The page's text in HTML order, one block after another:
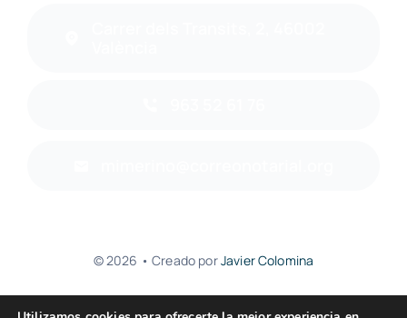
© 2026 • Creado porJavier Colomina